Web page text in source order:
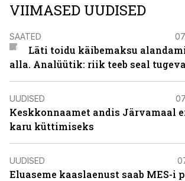
VIIMASED UUDISED
SAATED
Läti toidu käibemaksu
alla. Analüütik: riik teeb seal
UUDISED
Keskkonnaamet andis Järvamaal
karu küttimiseks
UUDISED
Eluaseme kaaslaenust saab MES-i